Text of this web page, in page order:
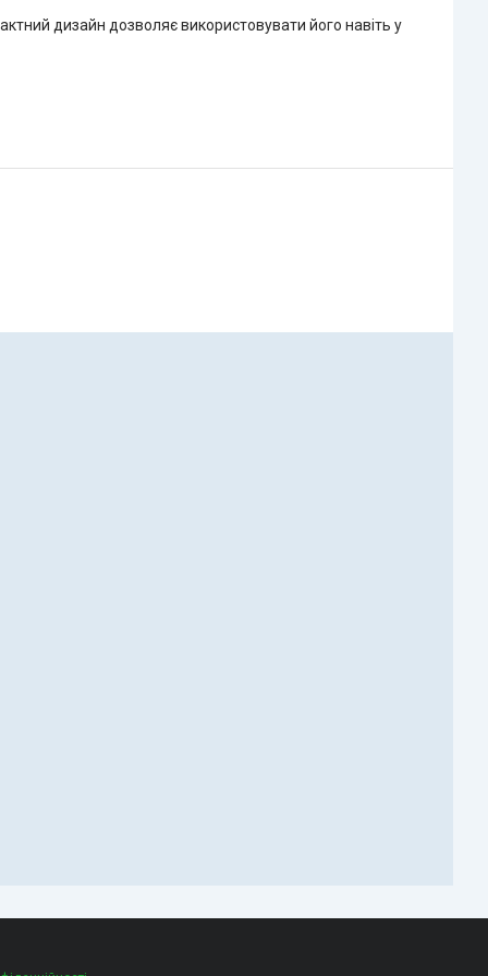
дизайн дозволяє використовувати його навіть у